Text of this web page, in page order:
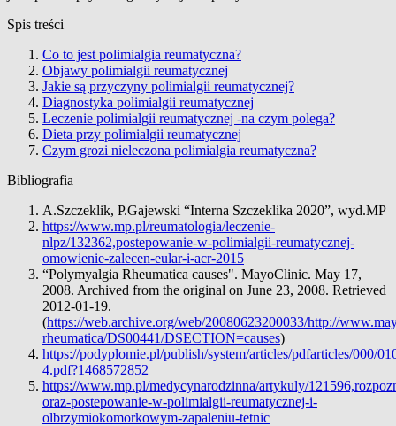
Spis treści
Co to jest polimialgia reumatyczna?
Objawy polimialgii reumatycznej
Jakie są przyczyny polimialgii reumatycznej?
Diagnostyka polimialgii reumatycznej
Leczenie polimialgii reumatycznej -na czym polega?
Dieta przy polimialgii reumatycznej
Czym grozi nieleczona polimialgia reumatyczna?
Bibliografia
A.Szczeklik, P.Gajewski “Interna Szczeklika 2020”, wyd.MP
https://www.mp.pl/reumatologia/leczenie-
nlpz/132362,postepowanie-w-polimialgii-reumatycznej-
omowienie-zalecen-eular-i-acr-2015
“Polymyalgia Rheumatica causes". MayoClinic. May 17,
2008. Archived from the original on June 23, 2008. Retrieved
2012-01-19.
(https://web.archive.org/web/20080623200033/http://
rheumatica/DS00441/DSECTION=causes)
https://podyplomie.pl/publish/system/articles/pdfarticles/000/
4.pdf?1468572852
https://www.mp.pl/medycynarodzinna/artykuly/
oraz-postepowanie-w-polimialgii-reumatycznej-i-
olbrzymiokomorkowym-zapaleniu-tetnic